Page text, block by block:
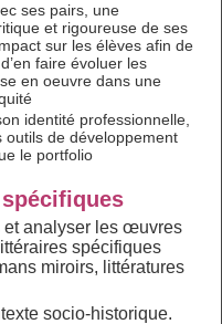
ses pairs, une
et rigoureuse de ses
sur les élèves afin de
faire évoluer les
en oeuvre dans une
identité professionnelle,
outils de développement
le portfolio
et analyser les œuvres
spécifiques
miroirs, littératures
socio-historique.